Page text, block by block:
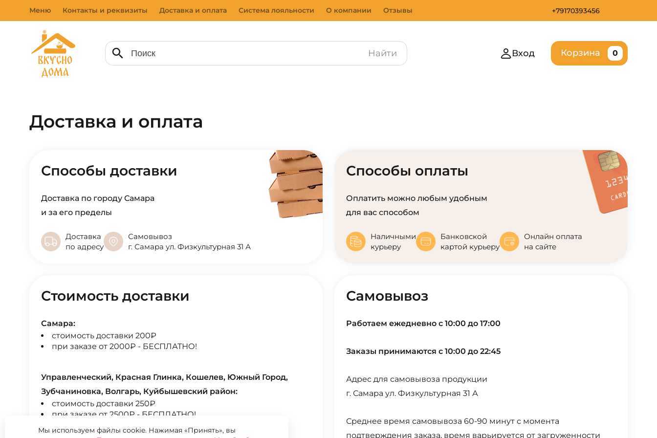
Меню Контакты и реквизиты Доставка и оплата Система лояльности О компании Отзывы +79170393456
Найти Вход Корзина 0
Доставка и оплата
Способы доставки
Доставка по городу Самара
и за его пределы
Доставка
по адресу
Самовывоз
г. Самара ул. Физкультурная 31 А
Способы оплаты
Оплатить можно любым удобным
для вас способом
Наличными
курьеру
Банковской
картой курьеру
Онлайн оплата
на сайте
Стоимость доставки
Самара:
стоимость доставки 200₽
при заказе от 2000₽ - БЕСПЛАТНО!
Управленческий, Красная Глинка, Кошелев, Южный Город,
Зубчаниновка, Волгарь, Куйбышевский район:
стоимость доставки 250₽
при заказе от 2500₽ - БЕСПЛАТНО!
Самовывоз
Работаем ежедневно с 10:00 до 17:00
Заказы принимаются с 10:00 до 22:45
Адрес для самовывоза продукции
г. Самара ул. Физкультурная 31 А
Среднее время самовывоза 60-90 минут с момента
подтверждения заказа, время варьируется от загруженности
Мы используем файлы cookie. Нажимая «Принять», вы